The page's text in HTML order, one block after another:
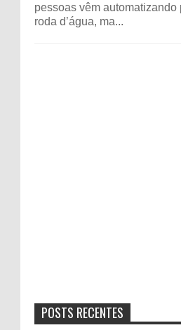
pessoas vêm automatizando
roda d’água, ma...
POSTS RECENTES